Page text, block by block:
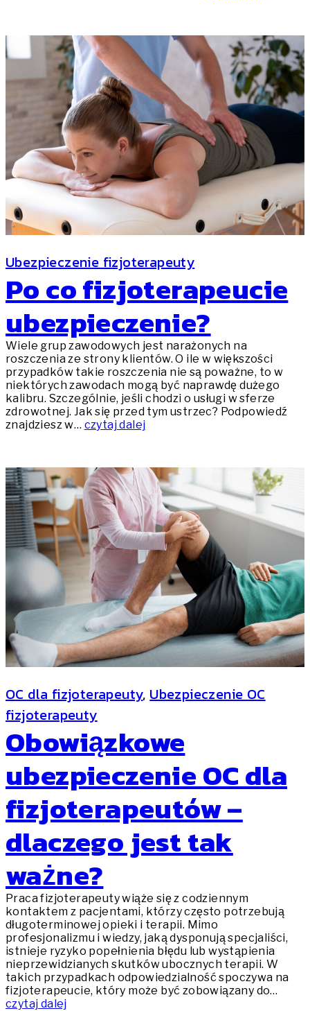
Ubezpieczenie fizjoterapeuty
Po co fizjoterapeucie
ubezpieczenie?
Wiele grup zawodowych jest narażonych na
roszczenia ze strony klientów. O ile w większości
przypadków takie roszczenia nie są poważne, to w
niektórych zawodach mogą być naprawdę dużego
kalibru. Szczególnie, jeśli chodzi o usługi w sferze
zdrowotnej. Jak się przed tym ustrzec? Podpowiedź
znajdziesz w… czytaj dalej
OC dla fizjoterapeuty, Ubezpieczenie OC
fizjoterapeuty
Obowiązkowe
ubezpieczenie OC dla
fizjoterapeutów –
dlaczego jest tak
ważne?
Praca fizjoterapeuty wiąże się z codziennym
kontaktem z pacjentami, którzy często potrzebują
długoterminowej opieki i terapii. Mimo
profesjonalizmu i wiedzy, jaką dysponują specjaliści,
istnieje ryzyko popełnienia błędu lub wystąpienia
nieprzewidzianych skutków ubocznych terapii. W
takich przypadkach odpowiedzialność spoczywa na
fizjoterapeucie, który może być zobowiązany do…
czytaj dalej